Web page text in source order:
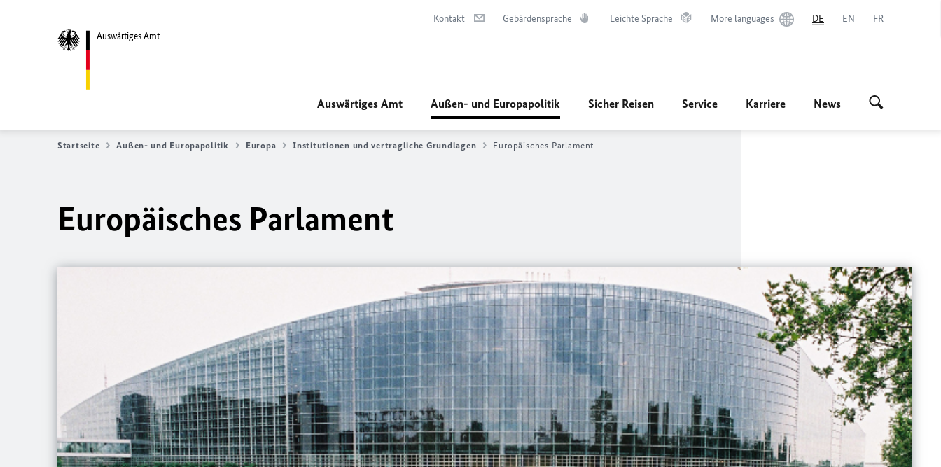
Auswärtiges Amt
Kontakt Gebärdensprache Leichte Sprache More languages DE EN FR
Auswärtiges Amt Außen- und Europapolitik Sicher Reisen Service Karriere News
Startseite Außen- und Europapolitik Europa Institutionen und vertragliche Grundlagen Europäisches Parlament
Europäisches Parlament